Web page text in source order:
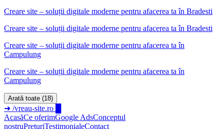
Creare site – soluții digitale moderne pentru afacerea taîn Bradesti
Creare site – soluții digitale moderne pentru afacerea ta în Bradesti
Creare site – soluții digitale moderne pentru afacerea taîn
Campulung
Creare site – soluții digitale moderne pentru afacerea ta în
Campulung
Arată toate (18)
➜ /vreau-site.ro
AcasăCe oferimGoogle AdsConceptul
nostruPrețuriTestimonialeContact